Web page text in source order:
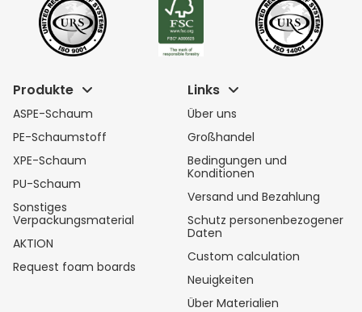
Produkte
ASPE-Schaum
PE-Schaumstoff
XPE-Schaum
PU-Schaum
Sonstiges
Verpackungsmaterial
AKTION
Request foam boards
Links
Über uns
Großhandel
Bedingungen und
Konditionen
Versand und Bezahlung
Schutz personenbezogener
Daten
Custom calculation
Neuigkeiten
Über Materialien